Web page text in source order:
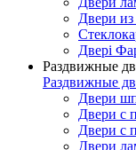
Двери из
Двері
Раздвижные
Раздвижные
Двери
Двери с
Двери с
Двери